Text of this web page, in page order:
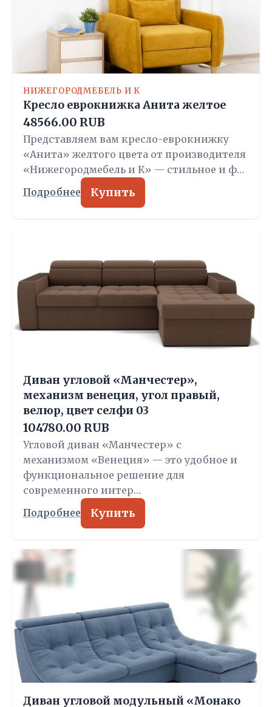
НИЖЕГОРОДМЕБЕЛЬ И К
Кресло еврокнижка Анита желтое
48566.00 RUB
Представляем вам кресло-еврокнижку
«Анита» желтого цвета от производителя
«Нижегородмебель и К» — стильное и ф…
Подробнее Купить
Диван угловой «Манчестер»,
механизм венеция, угол правый,
велюр, цвет селфи 03
104780.00 RUB
Угловой диван «Манчестер» с
механизмом «Венеция» — это удобное и
функциональное решение для
современного интер…
Подробнее Купить
Диван угловой модульный «Монако